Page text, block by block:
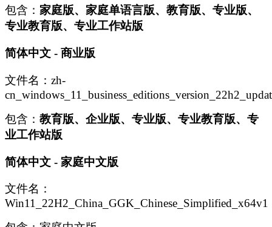
包含： 家庭版、家庭单语言版、教育版、专业版、
专业教育版、专业工作站版
简体中文 - 商业版
文件名：zh-
包含： 教育版、企业版、专业版、专业教育版、专
业工作站版
简体中文 - 家庭中文版
文件名：
Win11_22H2_China_GGK_Chinese_Simplified_x64v1